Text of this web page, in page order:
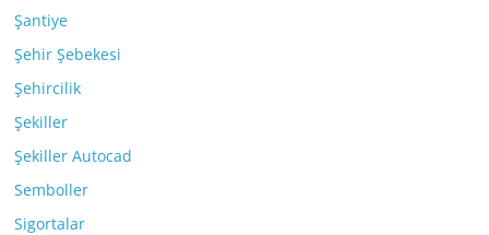
Şantiye
Şehir Şebekesi
Şehircilik
Şekiller
Şekiller Autocad
Semboller
Sigortalar